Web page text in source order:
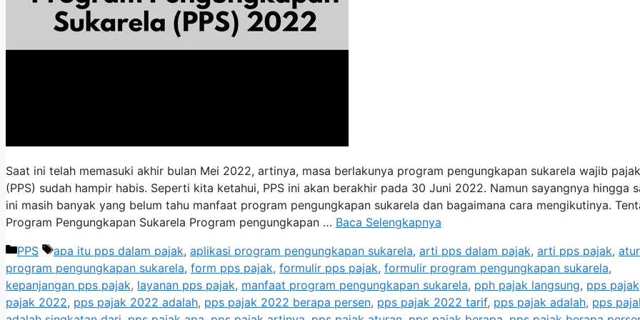
Saat ini telah memasuki akhir bulan Mei 2022, artinya, masa berlakunya program pengungkapan sukarela wajib pajak
(PPS) sudah hampir habis. Seperti kita ketahui, PPS ini akan berakhir pada 30 Juni 2022. Namun sayangnya hingga
ini masih banyak yang belum tahu manfaat program pengungkapan sukarela dan bagaimana cara mengikutinya.
Program Pengungkapan Sukarela Program pengungkapan … Baca Selengkapnya
Kategori
PPS Tag
apa itu pps dalam pajak, aplikasi program pengungkapan sukarela, arti pps dalam pajak, arti pps pajak,
program pengungkapan sukarela, form pps pajak, formulir pps pajak, formulir program pengungkapan sukarela,
kepanjangan pps pajak, layanan pps pajak, manfaat program pengungkapan sukarela, pph pajak langsung, pps pajak
pajak 2022, pps pajak 2022 adalah, pps pajak 2022 berapa persen, pps pajak 2022 tarif, pps pajak adalah, pps